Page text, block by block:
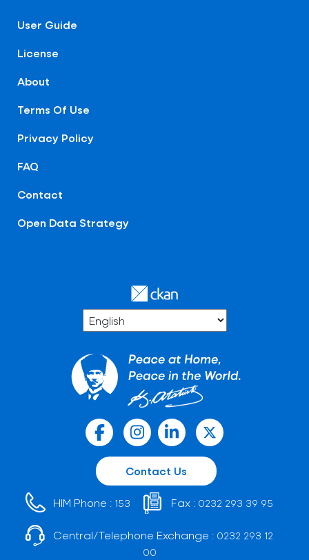
User Guide
License
About
Terms Of Use
Privacy Policy
FAQ
Contact
Open Data Strategy
Contact Us
HIM Phone : 153 Fax : 0232 293 39 95
Central/Telephone Exchange : 0232 293 12
00